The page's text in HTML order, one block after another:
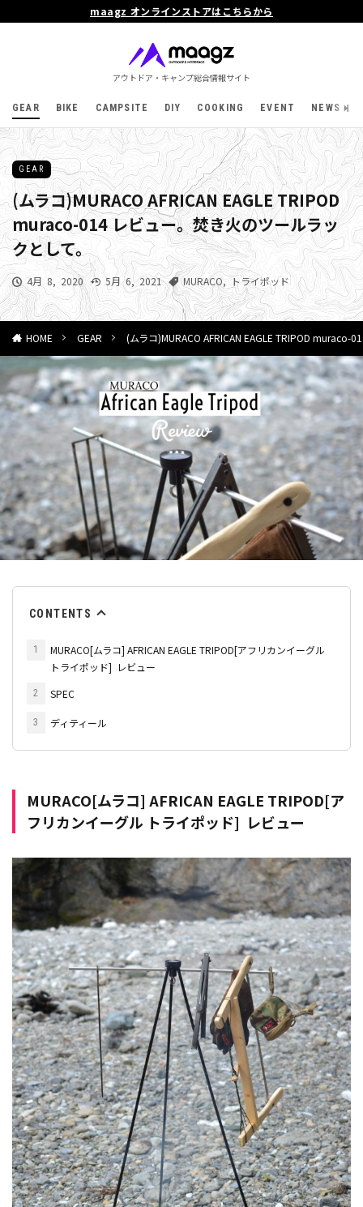
maagz オンラインストアはこちらから
アウトドア・キャンプ総合情報サイト
GEAR BIKE CAMPSITE DIY COOKING EVENT NEWS
GEAR
(ムラコ)MURACO AFRICAN EAGLE TRIPOD
muraco-014 レビュー。焚き火のツールラッ
クとして。
4月 8, 2020 5月 6, 2021 MURACO , トライポッド
HOME GEAR (ムラコ)MURACO AFRICAN EAGLE TRIPOD
CONTENTS
1
MURACO[ムラコ] AFRICAN EAGLE TRIPOD[アフリカンイーグル
トライポッド] レビュー
2 SPEC
3 ディティール
MURACO[ムラコ] AFRICAN EAGLE TRIPOD[ア
フリカンイーグル トライポッド] レビュー